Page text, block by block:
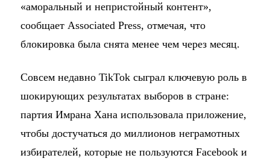
«аморальный и непристойный контент»,
сообщает Associated Press, отмечая, что
блокировка была снята менее чем через месяц.
Совсем недавно TikTok сыграл ключевую роль в
шокирующих результатах выборов в стране:
партия Имрана Хана использовала приложение,
чтобы достучаться до миллионов неграмотных
избирателей, которые не пользуются Facebook и